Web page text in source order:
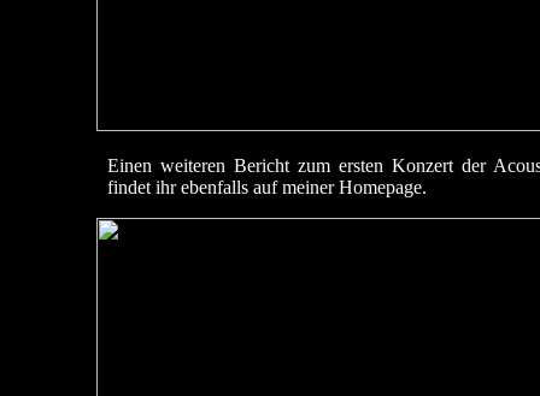
Einen weiteren Bericht zum ersten Konzert der
findet ihr ebenfalls auf meiner Homepage.